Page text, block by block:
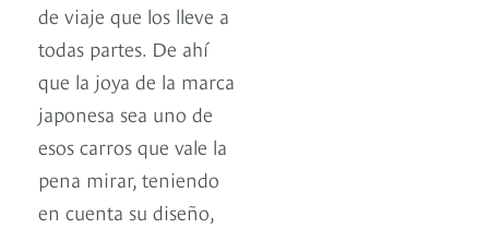
de viaje que los lleve a
todas partes. De ahí
que la joya de la marca
japonesa sea uno de
esos carros que vale la
pena mirar, teniendo
en cuenta su diseño,